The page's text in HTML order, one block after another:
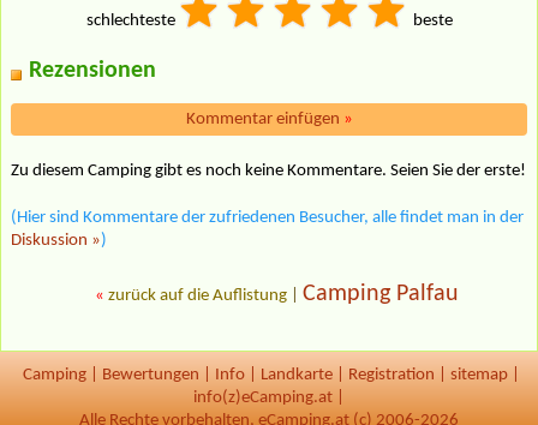
schlechteste beste
Rezensionen
Kommentar einfügen »
Zu diesem Camping gibt es noch keine Kommentare. Seien Sie der erste!
(Hier sind Kommentare der zufriedenen Besucher, alle findet man in der
Diskussion »)
« zurück auf die Auflistung Camping Palfau
Camping Bewertungen Info Landkarte Registration sitemap
info(z)eCamping.at |
Alle Rechte vorbehalten, eCamping.at (c) 2006-2026